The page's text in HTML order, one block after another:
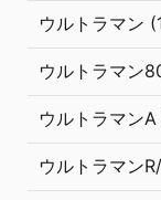
ウルトラマン
ウルトラマン
ウルトラマン
ウルトラマン